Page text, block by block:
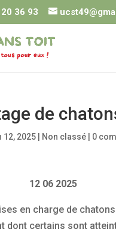
36 93
de
12, 2025| Non classé| 0
12 06 2025
en charge de chatons
dont certains sont